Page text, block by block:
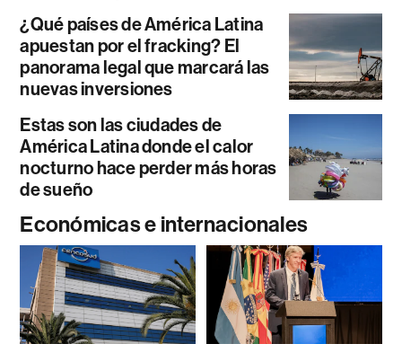
¿Qué países de América Latina
apuestan por el fracking? El
panorama legal que marcará las
nuevas inversiones
Estas son las ciudades de
América Latina donde el calor
nocturno hace perder más horas
de sueño
Económicas e internacionales